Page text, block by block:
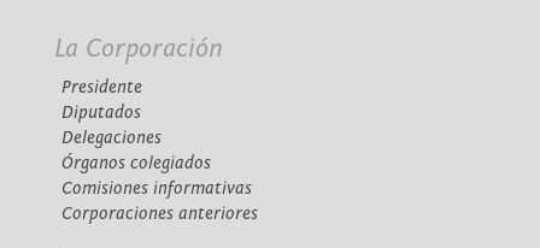
La Corporación
Presidente
Diputados
Delegaciones
Órganos colegiados
Comisiones informativas
Corporaciones anteriores